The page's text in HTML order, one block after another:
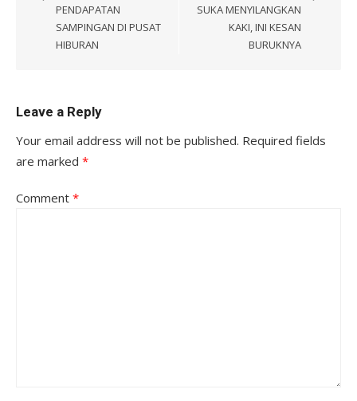
PENDAPATAN
SAMPINGAN DI PUSAT
HIBURAN
SUKA MENYILANGKAN
KAKI, INI KESAN
BURUKNYA
Leave a Reply
Your email address will not be published. Required fields
are marked *
Comment *